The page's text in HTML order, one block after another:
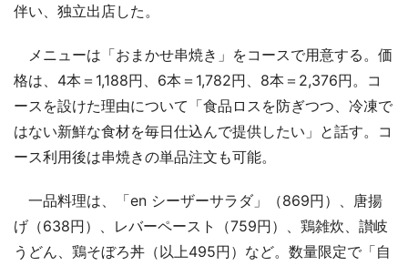
伴い、独立出店した。
メニューは「おまかせ串焼き」をコースで用意する。価
格は、4本＝1,188円、6本＝1,782円、8本＝2,376円。コ
ースを設けた理由について「食品ロスを防ぎつつ、冷凍で
はない新鮮な食材を毎日仕込んで提供したい」と話す。コ
ース利用後は串焼きの単品注文も可能。
一品料理は、「en シーザーサラダ」（869円）、唐揚
げ（638円）、レバーペースト（759円）、鶏雑炊、讃岐
うどん、鶏そぼろ丼（以上495円）など。数量限定で「自